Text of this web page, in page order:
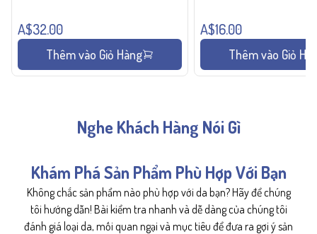
A$32.00
Thêm vào Giỏ Hàng
A$16.00
Thêm vào Giỏ
Nghe Khách Hàng Nói Gì
Khám Phá Sản Phẩm Phù Hợp Với Bạn
Không chắc sản phẩm nào phù hợp với da bạn? Hãy để chúng
tôi hướng dẫn! Bài kiểm tra nhanh và dễ dàng của chúng tôi
đánh giá loại da, mối quan ngại và mục tiêu để đưa ra gợi ý sản